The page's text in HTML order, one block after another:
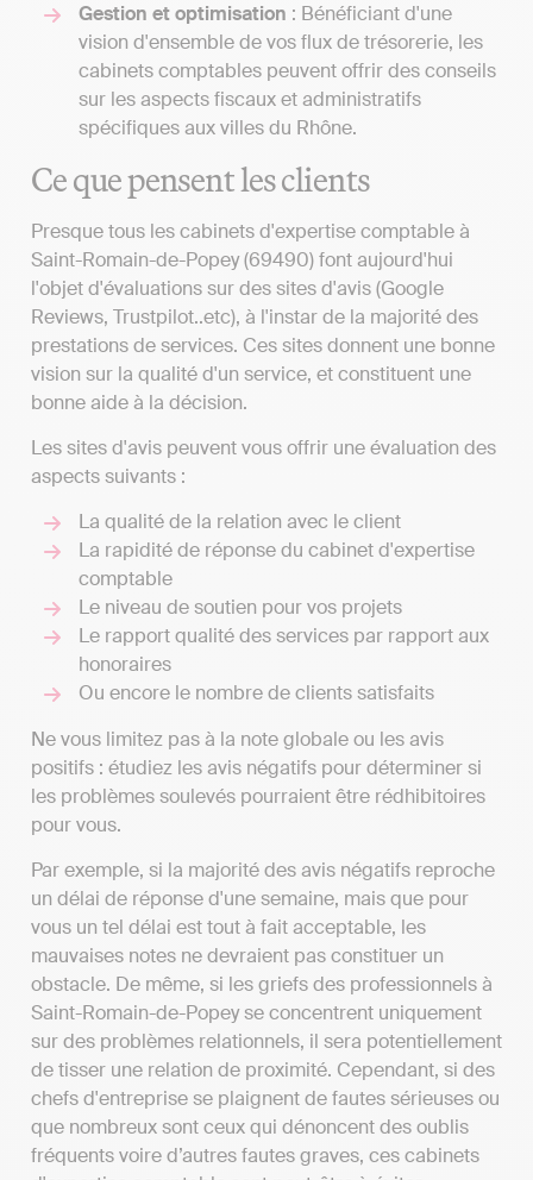
Gestion et optimisation : Bénéficiant d'une
vision d'ensemble de vos flux de trésorerie, les
cabinets comptables peuvent offrir des conseils
sur les aspects fiscaux et administratifs
spécifiques aux villes du Rhône.
Ce que pensent les clients
Presque tous les cabinets d'expertise comptable à
Saint-Romain-de-Popey (69490) font aujourd'hui
l'objet d'évaluations sur des sites d'avis (Google
Reviews, Trustpilot..etc), à l'instar de la majorité des
prestations de services. Ces sites donnent une bonne
vision sur la qualité d'un service, et constituent une
bonne aide à la décision.
Les sites d'avis peuvent vous offrir une évaluation des
aspects suivants :
La qualité de la relation avec le client
La rapidité de réponse du cabinet d'expertise
comptable
Le niveau de soutien pour vos projets
Le rapport qualité des services par rapport aux
honoraires
Ou encore le nombre de clients satisfaits
Ne vous limitez pas à la note globale ou les avis
positifs : étudiez les avis négatifs pour déterminer si
les problèmes soulevés pourraient être rédhibitoires
pour vous.
Par exemple, si la majorité des avis négatifs reproche
un délai de réponse d'une semaine, mais que pour
vous un tel délai est tout à fait acceptable, les
mauvaises notes ne devraient pas constituer un
obstacle. De même, si les griefs des professionnels à
Saint-Romain-de-Popey se concentrent uniquement
sur des problèmes relationnels, il sera potentiellement
de tisser une relation de proximité. Cependant, si des
chefs d'entreprise se plaignent de fautes sérieuses ou
que nombreux sont ceux qui dénoncent des oublis
fréquents voire d’autres fautes graves, ces cabinets